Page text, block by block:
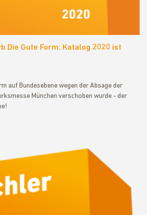
Die Gute Form: Katalog 2020 ist
auf Bundesebene wegen der Absage der
München verschoben wurde - der